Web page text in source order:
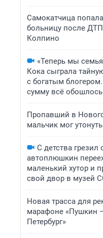
Самокатчица
больницу после
Колпино
«Теперь мы
Кока сыграла
с богатым
сумму всё обошлось
Пропавший в
мальчик мог утонуть
С детства грезил
автоплюшкин
маленький хутор и
свой двор в музей
Новая трасса для
марафоне «Пушкин
Петербург»